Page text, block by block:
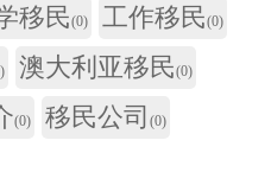
移民(0) 工作移民(0)
澳大利亚移民(0)
(0) 移民公司 (0)